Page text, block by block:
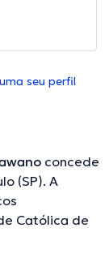
seu perfil
concede
(SP). A
Católica de